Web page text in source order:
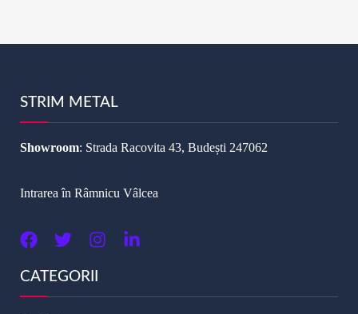
STRIM METAL
Showroom: Strada Racovita 43, Budești 247062
Intrarea în Râmnicu Vâlcea
CATEGORII